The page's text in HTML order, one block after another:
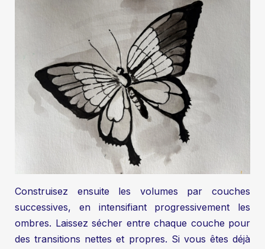
Construisez ensuite les volumes par couches
successives, en intensifiant progressivement les
ombres. Laissez sécher entre chaque couche pour
des transitions nettes et propres. Si vous êtes déjà